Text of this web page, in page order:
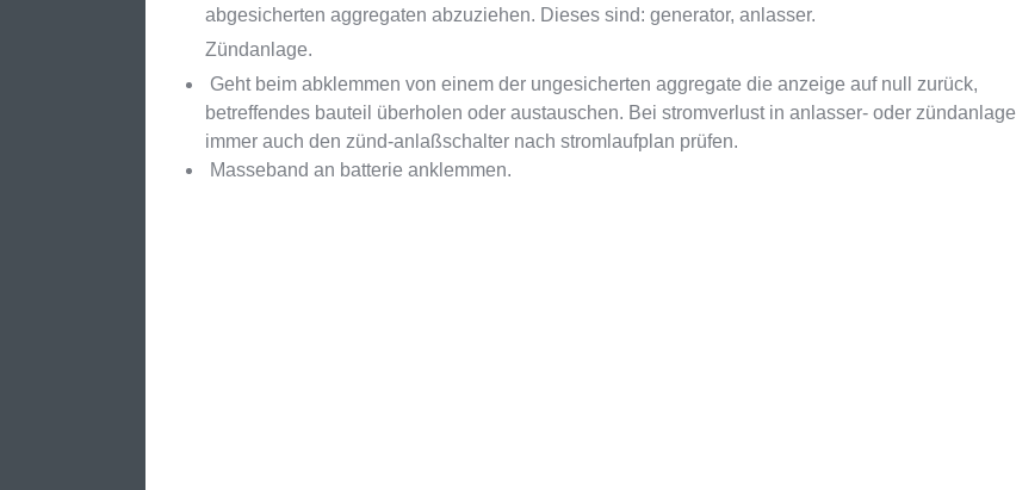
abgesicherten aggregaten abzuziehen. Dieses sind: generator, anlasser.
Zündanlage.
Geht beim abklemmen von einem der ungesicherten aggregate die anzeige auf null zurück,
betreffendes bauteil überholen oder austauschen. Bei stromverlust in anlasser- oder zündanlage
immer auch den zünd-anlaßschalter nach stromlaufplan prüfen.
Masseband an batterie anklemmen.